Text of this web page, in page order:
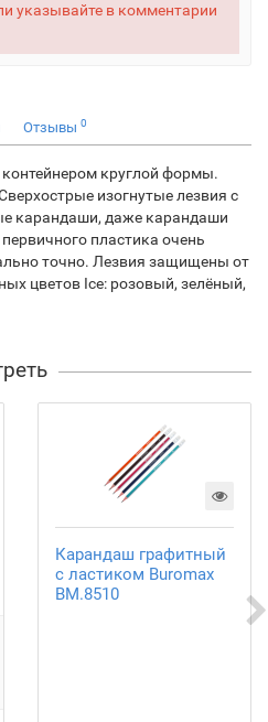
указывайте в комментарии
Отзывы 0
круглой формы.
изогнутые лезвия с
карандаши, даже карандаши
пластика очень
точно. Лезвия защищены от
цветов Ice: розовый, зелёный,
Карандаш графитный
с ластиком Buromax
BM.8510